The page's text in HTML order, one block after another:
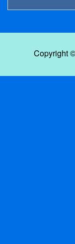
Copyright